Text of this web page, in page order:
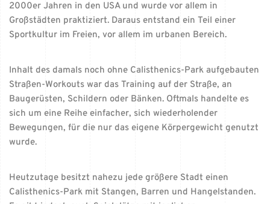
2000er Jahren in den USA und wurde vor allem in
Großstädten praktiziert. Daraus entstand ein Teil einer
Sportkultur im Freien, vor allem im urbanen Bereich.
Inhalt des damals noch ohne Calisthenics-Park aufgebauten
Straßen-Workouts war das Training auf der Straße, an
Baugerüsten, Schildern oder Bänken. Oftmals handelte es
sich um eine Reihe einfacher, sich wiederholender
Bewegungen, für die nur das eigene Körpergewicht genutzt
wurde.
Heutzutage besitzt nahezu jede größere Stadt einen
Calisthenics-Park mit Stangen, Barren und Hangelstanden.